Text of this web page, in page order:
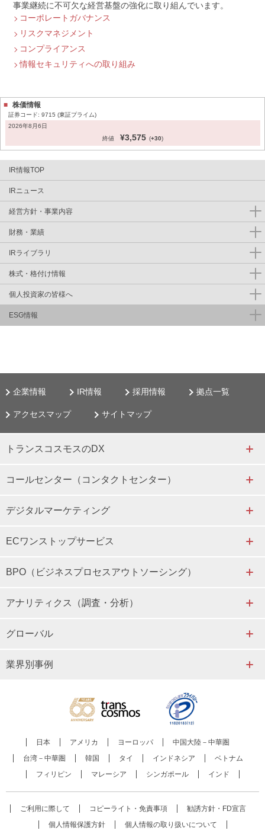
事業継続に不可欠な経営基盤の強化に取り組んでいます。
コーポレートガバナンス
リスクマネジメント
コンプライアンス
情報セキュリティへの取り組み
株価情報
証券コード: 9715 (東証プライム)
IR情報TOP
IRニュース
経営方針・事業内容
財務・業績
IRライブラリ
株式・格付け情報
個人投資家の皆様へ
ESG情報
企業情報 IR情報 採用情報 拠点一覧
アクセスマップ サイトマップ
トランスコスモスのDX
コールセンター（コンタクトセンター）
デジタルマーケティング
ECワンストップサービス
BPO（ビジネスプロセスアウトソーシング）
アナリティクス（調査・分析）
グローバル
業界別事例
日本 アメリカ ヨーロッパ
中国大陸－中華圏
台湾－中華圏
韓国 タイ インドネシア
ベトナム
フィリピン
マレーシア シンガポール インド
ご利用に際して コピーライト・免責事項
勧誘方針・FD宣言
個人情報保護方針
個人情報の取り扱いについて